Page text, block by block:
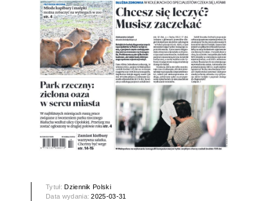
Tytuł: Dziennik Polski
Data wydania:2025-03-31